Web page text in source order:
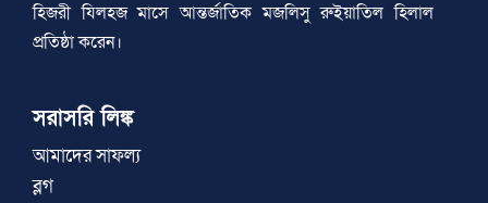
হিজরী যিলহজ মাসে আন্তর্জাতিক মজলিসু রুইয়াতিল হিলাল
প্রতিষ্ঠা করেন।
সরাসরি লিঙ্ক
আমাদের সাফল্য
ব্লগ